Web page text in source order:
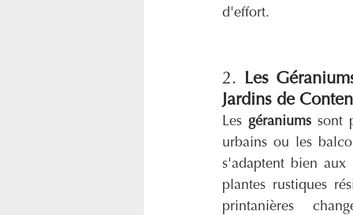
d'effort.
2. Les
Jardins de
Les géraniums sont
urbains ou les
s'adaptent bien aux
plantes rustiques
printanières